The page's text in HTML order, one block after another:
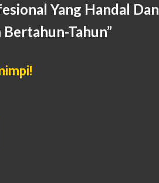
Yang Handal Dan
Tahun”